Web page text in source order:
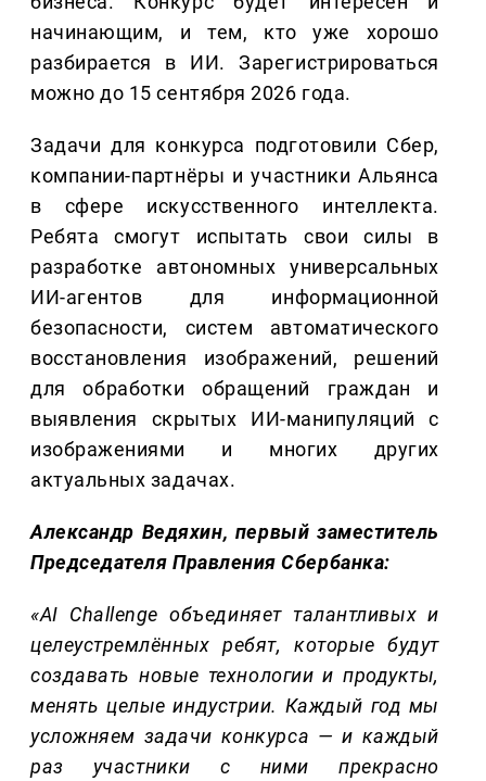
начинающим, и тем, кто уже хорошо
разбирается в ИИ. Зарегистрироваться
можно до 15 сентября 2026 года.
Задачи для конкурса подготовили Сбер,
компании-партнёры и участники Альянса
в сфере искусственного интеллекта.
Ребята смогут испытать свои силы в
разработке автономных универсальных
ИИ-агентов для информационной
безопасности, систем автоматического
восстановления изображений, решений
для обработки обращений граждан и
выявления скрытых ИИ-манипуляций с
изображениями и многих других
актуальных задачах.
Александр Ведяхин, первый заместитель
Председателя Правления Сбербанка:
«AI Challenge объединяет талантливых и
целеустремлённых ребят, которые будут
создавать новые технологии и продукты,
менять целые индустрии. Каждый год мы
усложняем задачи конкурса — и каждый
раз участники с ними прекрасно